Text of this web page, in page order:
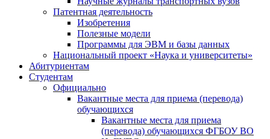
Патентная деятельность
Изобретения
Полезные модели
Программы для ЭВМ и базы данных
Национальный проект «Наука и университеты»
Абитуриентам
Студентам
Официально
Вакантные места для приема (перевода)
обучающихся
Вакантные места для приема
(перевода) обучающихся ФГБОУ ВО